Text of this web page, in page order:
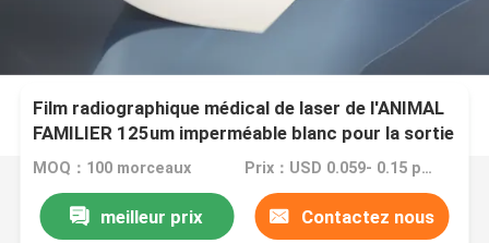
Film radiographique médical de laser de l'ANIMAL
FAMILIER 125um imperméable blanc pour la sortie
d'image numérique
MOQ：100 morceaux Prix：USD 0.059- 0.15 per sheet
meilleur prix Contactez nous